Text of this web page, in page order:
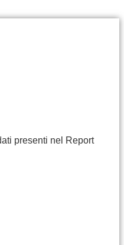
presenti nel Report